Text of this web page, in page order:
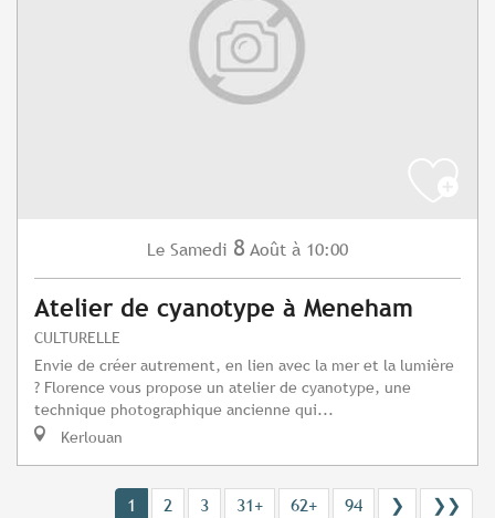
Le Samedi 8 Août à 10:00
Atelier de cyanotype à Meneham
CULTURELLE
Envie de créer autrement, en lien avec la mer et la lumière
? Florence vous propose un atelier de cyanotype, une
technique photographique ancienne qui...
Kerlouan
1 2 3 31+ 62+ 94 ❯ ❯❯